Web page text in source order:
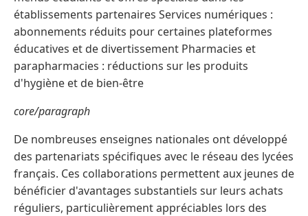
établissements partenaires Services numériques :
abonnements réduits pour certaines plateformes
éducatives et de divertissement Pharmacies et
parapharmacies : réductions sur les produits
d'hygiène et de bien-être
core/paragraph
De nombreuses enseignes nationales ont développé
des partenariats spécifiques avec le réseau des lycées
français. Ces collaborations permettent aux jeunes de
bénéficier d'avantages substantiels sur leurs achats
réguliers, particulièrement appréciables lors des